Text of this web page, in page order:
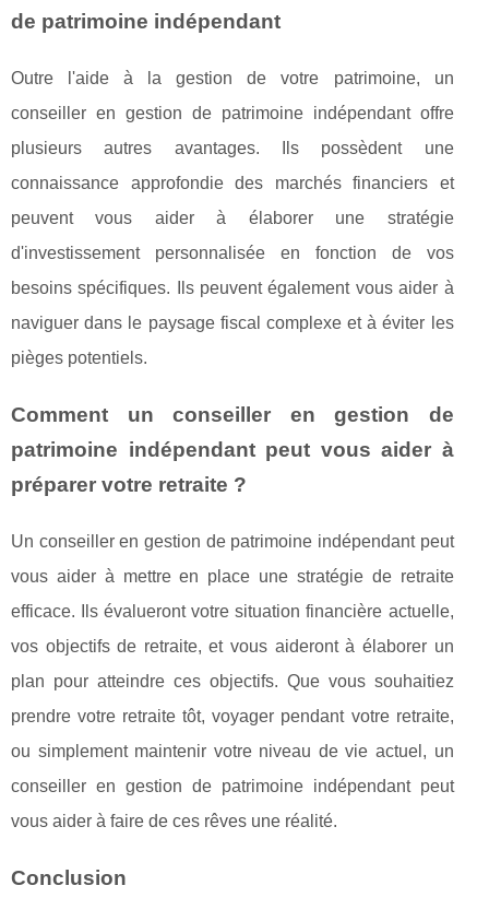
de patrimoine indépendant
Outre l'aide à la gestion de votre patrimoine, un
conseiller en gestion de patrimoine indépendant offre
plusieurs autres avantages. Ils possèdent une
connaissance approfondie des marchés financiers et
peuvent vous aider à élaborer une stratégie
d'investissement personnalisée en fonction de vos
besoins spécifiques. Ils peuvent également vous aider à
naviguer dans le paysage fiscal complexe et à éviter les
pièges potentiels.
Comment un conseiller en gestion de
patrimoine indépendant peut vous aider à
préparer votre retraite ?
Un conseiller en gestion de patrimoine indépendant peut
vous aider à mettre en place une stratégie de retraite
efficace. Ils évalueront votre situation financière actuelle,
vos objectifs de retraite, et vous aideront à élaborer un
plan pour atteindre ces objectifs. Que vous souhaitiez
prendre votre retraite tôt, voyager pendant votre retraite,
ou simplement maintenir votre niveau de vie actuel, un
conseiller en gestion de patrimoine indépendant peut
vous aider à faire de ces rêves une réalité.
Conclusion